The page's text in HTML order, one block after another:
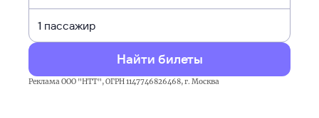
Найти билеты
Реклама ООО "НТТ", ОГРН 1147746826468, г. Москва